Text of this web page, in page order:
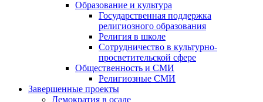
Образование и культура
Государственная поддержка
религиозного образования
Религия в школе
Сотрудничество в культурно-
просветительской сфере
Общественность и СМИ
Религиозные СМИ
Завершенные проекты
Демократия в осаде